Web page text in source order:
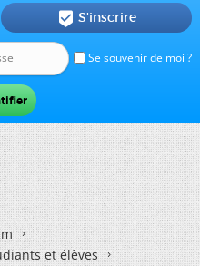
Se souvenir de moi ?
 S'inscrire
et élèves